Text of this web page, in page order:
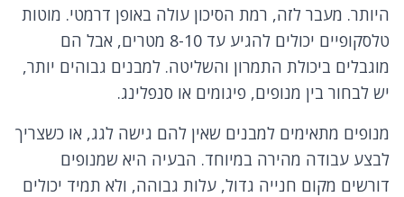
היותר. מעבר לזה, רמת הסיכון עולה באופן דרמטי. מוטות
טלסקופיים יכולים להגיע עד 8-10 מטרים, אבל הם
מוגבלים ביכולת התמרון והשליטה. למבנים גבוהים יותר,
יש לבחור בין מנופים, פיגומים או סנפלינג.
מנופים מתאימים למבנים שאין להם גישה לגג, או כשצריך
לבצע עבודה מהירה במיוחד. הבעיה היא שמנופים
דורשים מקום חנייה גדול, עלות גבוהה, ולא תמיד יכולים